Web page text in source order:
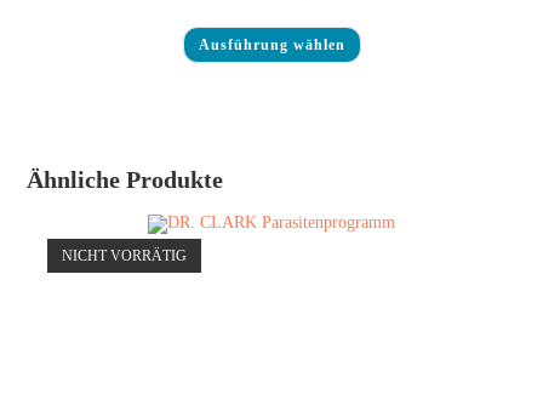
Ausführung wählen
Ähnliche Produkte
NICHT VORRÄTIG